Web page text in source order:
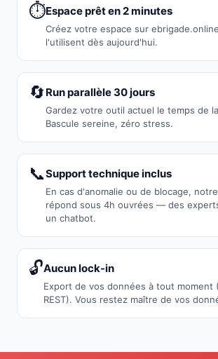
⏱️Espace prêt en 2 minutes
Créez votre espace sur
l'utilisent dès aujourd'hui.
🔄 Run parallèle 30 jours
Gardez votre outil actuel le temps de
Bascule sereine, zéro stress.
📞Support technique inclus
En cas d'anomalie ou de blocage,
répond sous 4h ouvrées — des
un chatbot.
🔓Aucun lock-in
Export de vos données à tout moment
REST). Vous restez maître de vos